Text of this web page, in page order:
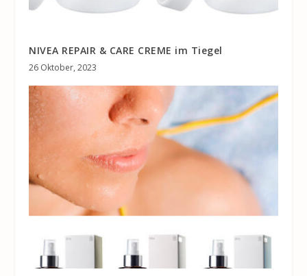
NIVEA REPAIR & CARE CREME im Tiegel
26 Oktober, 2023